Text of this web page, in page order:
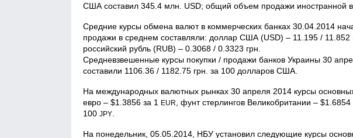
США составил 345.4 млн. USD; общий объем продажи иностранной
Средние курсы обмена валют в коммерческих банках 30.04.2014
продажи в среднем составляли: доллар США (USD) – 11.195 / 11.852
российский рубль (RUB) – 0.3068 / 0.3323 грн.
Средневзвешенные курсы покупки / продажи банков Украины 30
составили 1106.36 / 1182.75 грн. за 100 долларов США.
На международных валютных рынках 30 апреля 2014 курсы
евро – $1.3856 за 1 EUR , фунт стерлингов Великобритании – $1.6854
100 JPY
На понедельник, 05.05.2014, НБУ установил следующие курсы